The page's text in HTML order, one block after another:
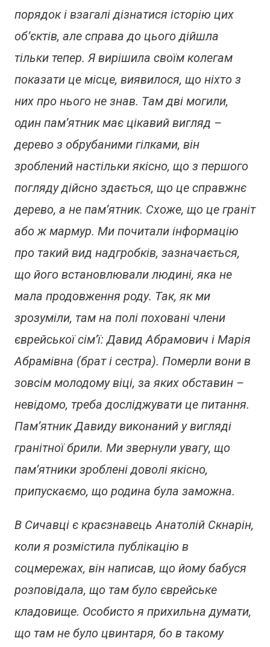
порядок і взагалі дізнатися історію цих
об’єктів, але справа до цього дійшла
тільки тепер. Я вирішила своїм колегам
показати це місце, виявилося, що ніхто з
них про нього не знав. Там дві могили,
один пам’ятник має цікавий вигляд –
дерево з обрубаними гілками, він
зроблений настільки якісно, що з першого
погляду дійсно здається, що це справжнє
дерево, а не пам’ятник. Схоже, що це граніт
або ж мармур. Ми почитали інформацію
про такий вид надгробків, зазначається,
що його встановлювали людині, яка не
мала продовження роду. Так, як ми
зрозуміли, там на полі поховані члени
єврейської сім’ї: Давид Абрамович і Марія
Абрамівна (брат і сестра). Померли вони в
зовсім молодому віці, за яких обставин –
невідомо, треба досліджувати це питання.
Пам’ятник Давиду виконаний у вигляді
гранітної брили. Ми звернули увагу, що
пам’ятники зроблені доволі якісно,
припускаємо, що родина була заможна.
В Сичавці є краєзнавець Анатолій Скнарін,
коли я розмістила публікацію в
соцмережах, він написав, що йому бабуся
розповідала, що там було єврейське
кладовище. Особисто я прихильна думати,
що там не було цвинтаря, бо в такому